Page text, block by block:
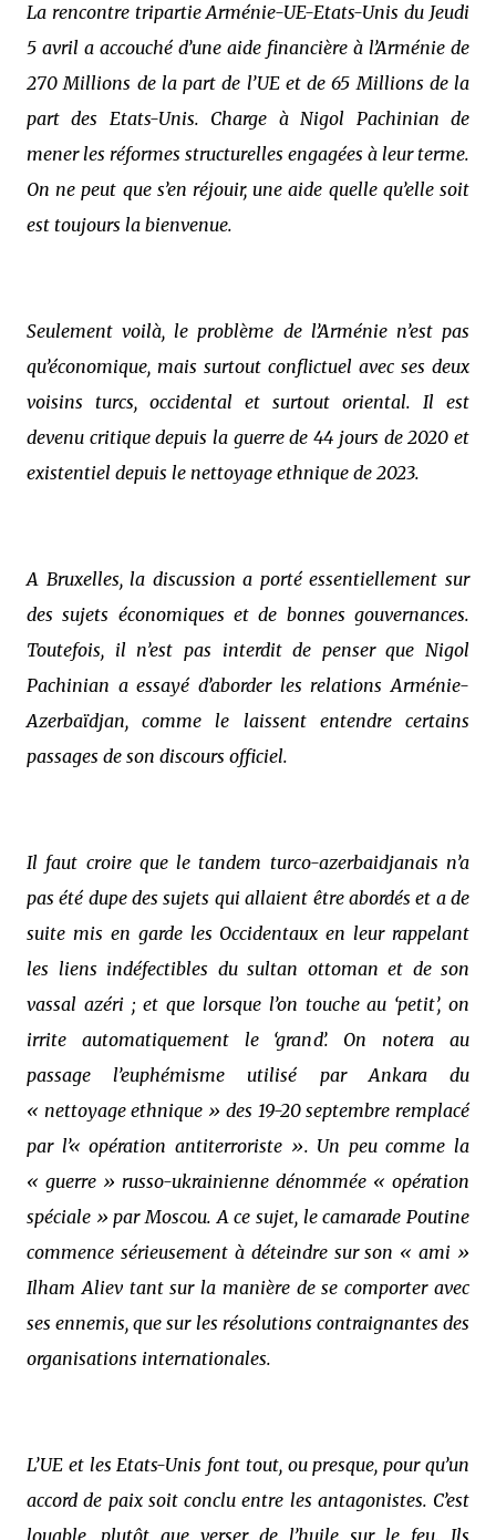
La rencontre tripartie Arménie-UE-Etats-Unis du Jeudi
5 avril a accouché d’une aide financière à l’Arménie de
270 Millions de la part de l’UE et de 65 Millions de la
part des Etats-Unis. Charge à Nigol Pachinian de
mener les réformes structurelles engagées à leur terme.
On ne peut que s’en réjouir, une aide quelle qu’elle soit
est toujours la bienvenue.
Seulement voilà, le problème de l’Arménie n’est pas
qu’économique, mais surtout conflictuel avec ses deux
voisins turcs, occidental et surtout oriental. Il est
devenu critique depuis la guerre de 44 jours de 2020 et
existentiel depuis le nettoyage ethnique de 2023.
A Bruxelles, la discussion a porté essentiellement sur
des sujets économiques et de bonnes gouvernances.
Toutefois, il n’est pas interdit de penser que Nigol
Pachinian a essayé d’aborder les relations Arménie-
Azerbaïdjan, comme le laissent entendre certains
passages de son discours officiel.
Il faut croire que le tandem turco-azerbaidjanais n’a
pas été dupe des sujets qui allaient être abordés et a de
suite mis en garde les Occidentaux en leur rappelant
les liens indéfectibles du sultan ottoman et de son
vassal azéri ; et que lorsque l’on touche au ‘petit’, on
irrite automatiquement le ‘grand’. On notera au
passage l’euphémisme utilisé par Ankara du
« nettoyage ethnique » des 19-20 septembre remplacé
par l’« opération antiterroriste ». Un peu comme la
« guerre » russo-ukrainienne dénommée « opération
spéciale » par Moscou. A ce sujet, le camarade Poutine
commence sérieusement à déteindre sur son « ami »
Ilham Aliev tant sur la manière de se comporter avec
ses ennemis, que sur les résolutions contraignantes des
organisations internationales.
L’UE et les Etats-Unis font tout, ou presque, pour qu’un
accord de paix soit conclu entre les antagonistes. C’est
louable, plutôt que verser de l’huile sur le feu. Ils